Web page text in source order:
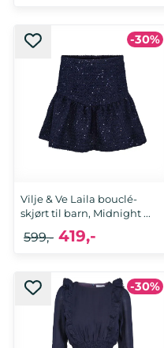
-30%
Vilje & Ve Laila bouclé-
skjørt til barn, Midnight ...
419,-
599,-
-30%